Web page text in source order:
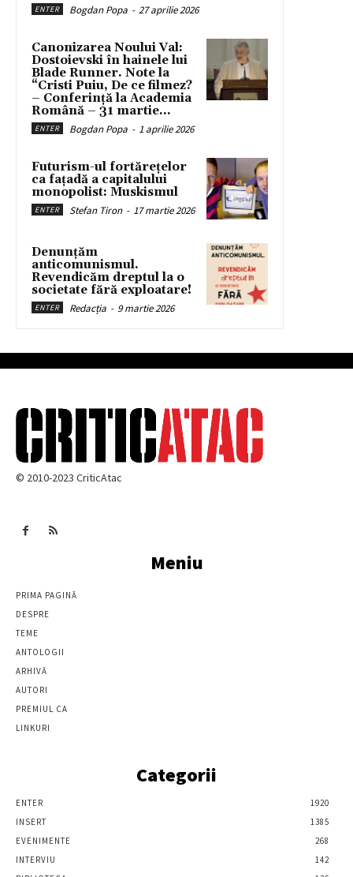
ENTER Bogdan Popa - 27 aprilie 2026
Canonizarea Noului Val:
Dostoievski în hainele lui
Blade Runner. Note la
“Cristi Puiu, De ce filmez?
– Conferință la Academia
Română – 31 martie...
ENTER Bogdan Popa - 1 aprilie 2026
Futurism-ul fortărețelor
ca fațadă a capitalului
monopolist: Muskismul
ENTER Stefan Tiron - 17 martie 2026
Denunțăm
anticomunismul.
Revendicăm dreptul la o
societate fără exploatare!
ENTER Redacția - 9 martie 2026
© 2010-2023 CriticAtac
Meniu
PRIMA PAGINĂ
DESPRE
TEME
ANTOLOGII
ARHIVĂ
AUTORI
PREMIUL CA
LINKURI
Categorii
ENTER
1920
INSERT
1385
EVENIMENTE
268
INTERVIU
142